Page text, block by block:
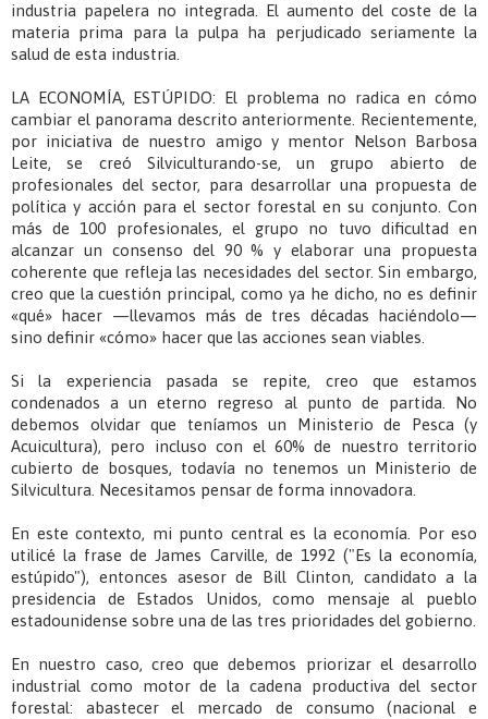
industria papelera no integrada. El aumento del coste de la
materia prima para la pulpa ha perjudicado seriamente la
salud de esta industria.
LA ECONOMÍA, ESTÚPIDO: El problema no radica en cómo
cambiar el panorama descrito anteriormente. Recientemente,
por iniciativa de nuestro amigo y mentor Nelson Barbosa
Leite, se creó Silviculturando-se, un grupo abierto de
profesionales del sector, para desarrollar una propuesta de
política y acción para el sector forestal en su conjunto. Con
más de 100 profesionales, el grupo no tuvo dificultad en
alcanzar un consenso del 90 % y elaborar una propuesta
coherente que refleja las necesidades del sector. Sin embargo,
creo que la cuestión principal, como ya he dicho, no es definir
«qué» hacer —llevamos más de tres décadas haciéndolo—
sino definir «cómo» hacer que las acciones sean viables.
Si la experiencia pasada se repite, creo que estamos
condenados a un eterno regreso al punto de partida. No
debemos olvidar que teníamos un Ministerio de Pesca (y
Acuicultura), pero incluso con el 60% de nuestro territorio
cubierto de bosques, todavía no tenemos un Ministerio de
Silvicultura. Necesitamos pensar de forma innovadora.
En este contexto, mi punto central es la economía. Por eso
utilicé la frase de James Carville, de 1992 ("Es la economía,
estúpido"), entonces asesor de Bill Clinton, candidato a la
presidencia de Estados Unidos, como mensaje al pueblo
estadounidense sobre una de las tres prioridades del gobierno.
En nuestro caso, creo que debemos priorizar el desarrollo
industrial como motor de la cadena productiva del sector
forestal: abastecer el mercado de consumo (nacional e